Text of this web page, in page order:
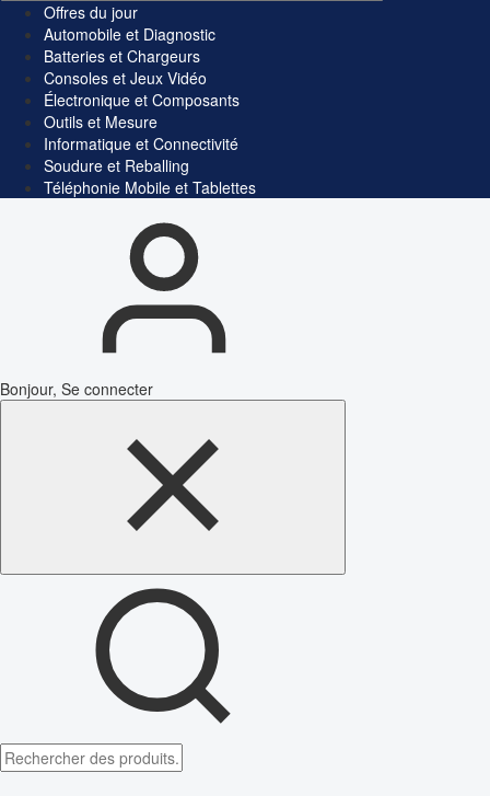
Offres du jour
Automobile et Diagnostic
Batteries et Chargeurs
Consoles et Jeux Vidéo
Électronique et Composants
Outils et Mesure
Informatique et Connectivité
Soudure et Reballing
Téléphonie Mobile et Tablettes
Bonjour, Se connecter